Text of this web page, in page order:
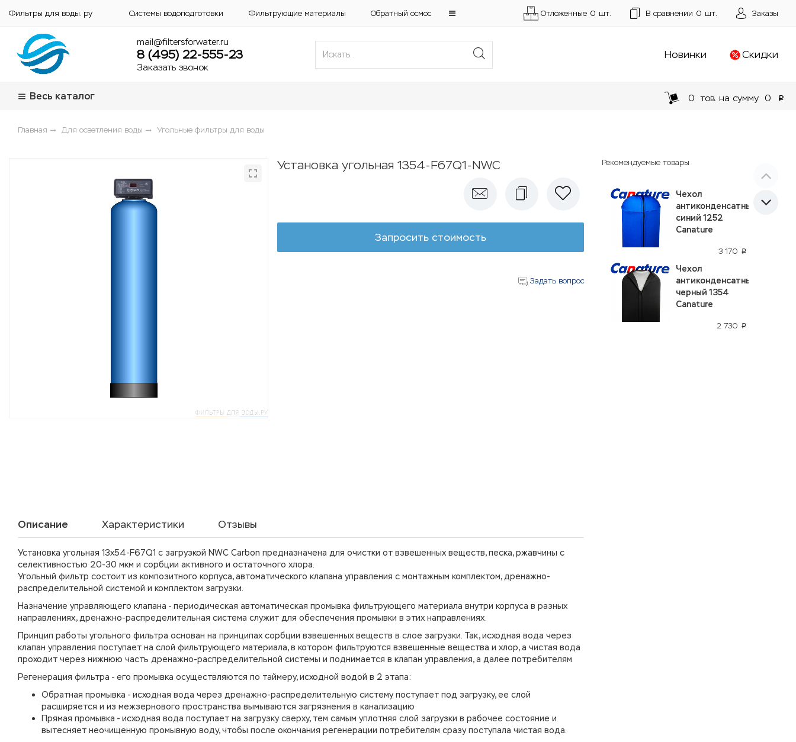
Фильтры для воды. ру Системы водоподготовки Фильтрующие материалы Обратный осмос Отложенные 0 шт. В сравнении 0 шт. Заказы
mail@filtersforwater.ru
8 (495) 22-555-23
Заказать звонок
Новинки Скидки
Весь каталог 0 тов. на сумму 0 p
Главная Для осветления воды Угольные фильтры для воды
Установка угольная 1354-F67Q1-NWC
Запросить стоимость
Задать вопрос
Рекомендуемые товары
3 170 p
Чехол
антиконденсатный
синий 1252
Canature
2 730 p
Чехол
антиконденсатный
черный 1354
Canature
Описание Характеристики Отзывы
Установка угольная 13х54-F67Q1 с загрузкой NWC Carbon предназначена для очистки от взвешенных веществ, песка, ржавчины с
селективностью 20-30 мкм и сорбции активного и остаточного хлора.
Угольный фильтр состоит из композитного корпуса, автоматического клапана управления с монтажным комплектом, дренажно-
распределительной системой и комплектом загрузки.
Назначение управляющего клапана - периодическая автоматическая промывка фильтрующего материала внутри корпуса в разных
направлениях, дренажно-распределительная система служит для обеспечения промывки в этих направлениях.
Принцип работы угольного фильтра основан на принципах сорбции взвешенных веществ в слое загрузки. Так, исходная вода через
клапан управления поступает на слой фильтрующего материала, в котором фильтруются взвешенные вещества и хлор, а чистая вода
проходит через нижнюю часть дренажно-распределительной системы и поднимается в клапан управления, а далее потребителям
Регенерация фильтра - его промывка осуществляются по таймеру, исходной водой в 2 этапа:
Обратная промывка - исходная вода через дренажно-распределительную систему поступает под загрузку, ее слой
расширяется и из межзернового пространства вымываются загрязнения в канализацию
Прямая промывка - исходная вода поступает на загрузку сверху, тем самым уплотняя слой загрузки в рабочее состояние и
вытесняет неочищенную промывную воду, чтобы после окончания регенерации потребителям сразу поступала чистая вода.